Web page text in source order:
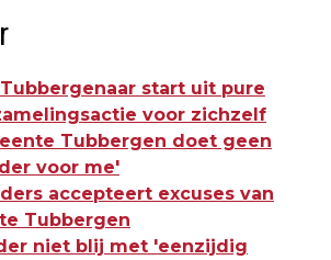
start uit pure
voor zichzelf
Tubbergen doet geen
voor me'
accepteert excuses van
Tubbergen
niet blij met 'eenzijdig